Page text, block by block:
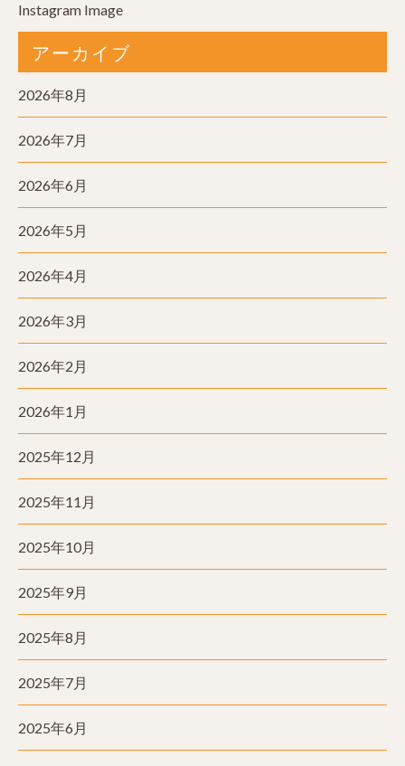
Instagram Image
アーカイブ
2026年8月
2026年7月
2026年6月
2026年5月
2026年4月
2026年3月
2026年2月
2026年1月
2025年12月
2025年11月
2025年10月
2025年9月
2025年8月
2025年7月
2025年6月